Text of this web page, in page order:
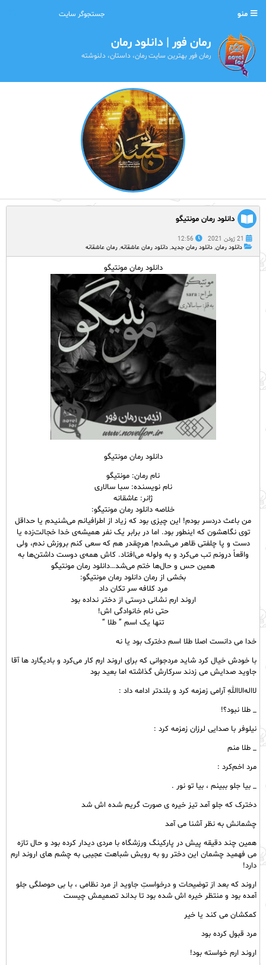
منو
رمان فور | دانلود رمان
رمان فور بهترین سایت رمان، داستان، دلنوشته
دانلود رمان مونتیگو
21 ژوئن 2021
12:56
دانلود رمان, دانلود رمان جدید, دانلود رمان عاشقانه, رمان عاشقانه
دانلود رمان مونتیگو
دانلود رمان مونتیگو
نام رمان: مونتیگو
نام نویسنده: سبا سالاری
ژانر: عاشقانه
خلاصه دانلود رمان مونتیگو:
من باعث دردسر بودم! این چیزی بود که زیاد از اطرافیانم می‌شنیدم یا حداقل
توی نگاهشون که اینطور بود. اما در برابر یک نفر همیشه‌ی خدا خجالت‌زده یا
دست و پا چلفتی ظاهر می‌شدم! هرچقدر هم که سعی کنم بروزش ندم، ولی
واقعاً درونم تب می‌کرد و به ولوله می‌افتاد. کاش همه‌ی دوست داشتن‌ها به
همین حس و حال‌‌ها ختم می‌شد…دانلود رمان مونتیگو
بخشی از رمان دانلود رمان مونتیگو:
مرد کلافه سر تکان داد
اروند ارم نشانی درستی از دختر نداده بود
حتی نام خانوادگی اش!
تنها یک اسم ” طلا “
خدا می‌ دانست اصلا طلا اسم دخترک بود یا نه
با خودش خیال کرد شاید مردجوانی که برای اروند ارم کار می‌کرد و بادیگارد ها آقا
جاوید صدایش می‌ زدند سرکارش گذاشته اما بعید بود
لا‌اله‌الااللهِ آرامی زمزمه کرد و بلندتر ادامه داد :
_ طلا نبود؟!
نیلوفر با صدایی لرزان زمزمه کرد :
_ طلا منم
مرد اخم‌کرد :
_ بیا جلو ببینم ، بیا تو نور .
دخترک که جلو آمد تیز خیره‌ ی صورت گریم شده اش شد
چشمانش به نظر آشنا می‌ آمد
همین چند دقیقه پیش در پارکینگ ورزشگاه با مردی دیدار کرده بود و حال تازه
می‌ فهمید چشمان این دختر رو‌ به رویش شباهت عجیبی به چشم های اروند ارم
دارد!
اروند که بعد از توضیحات و درخواستِ جاوید از مرد نظامی ، با بی‌ حوصلگی جلو
آمده بود و منتظر خیره‌ اش شده بود تا بداند تصمیمش چیست
کمکشان می‌ کند یا خیر
مرد قبول کرده بود
اروند ارم خواسته بود!